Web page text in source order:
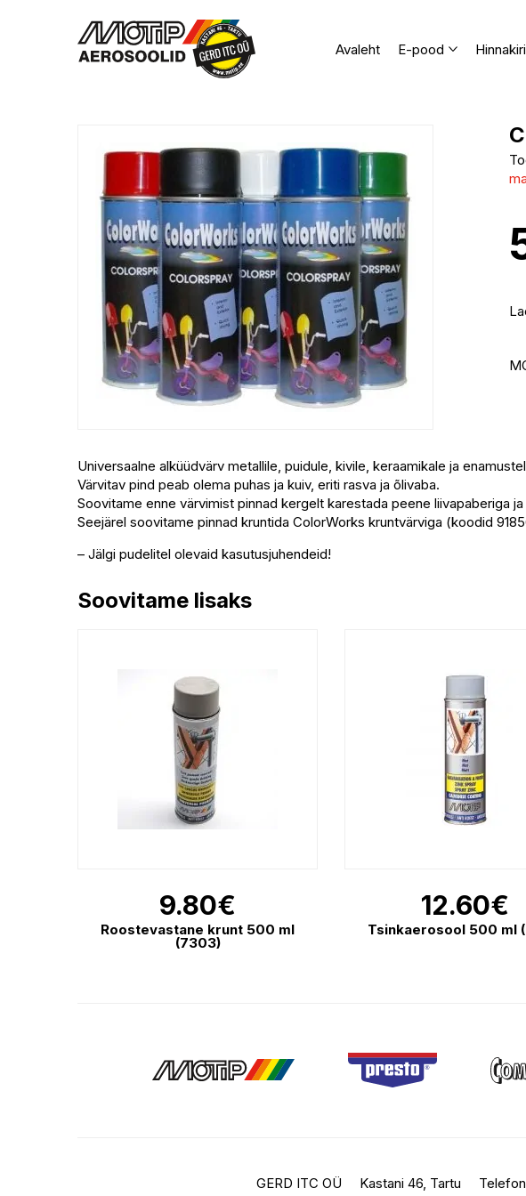
Avaleht E-pood Hinnakiri
Universaalne alküüdvärv metallile, puidule, kivile, keraamikale ja
Värvitav pind peab olema puhas ja kuiv, eriti rasva ja õlivaba.
Soovitame enne värvimist pinnad kergelt karestada peene liivapaberiga
Seejärel soovitame pinnad kruntida ColorWorks kruntvärviga (koodid
– Jälgi pudelitel olevaid kasutusjuhendeid!
Soovitame lisaks
9.80€
Roostevastane krunt 500 ml
(7303)
12.60€
Tsinkaerosool 500 ml
GERD ITC OÜ Kastani 46, Tartu